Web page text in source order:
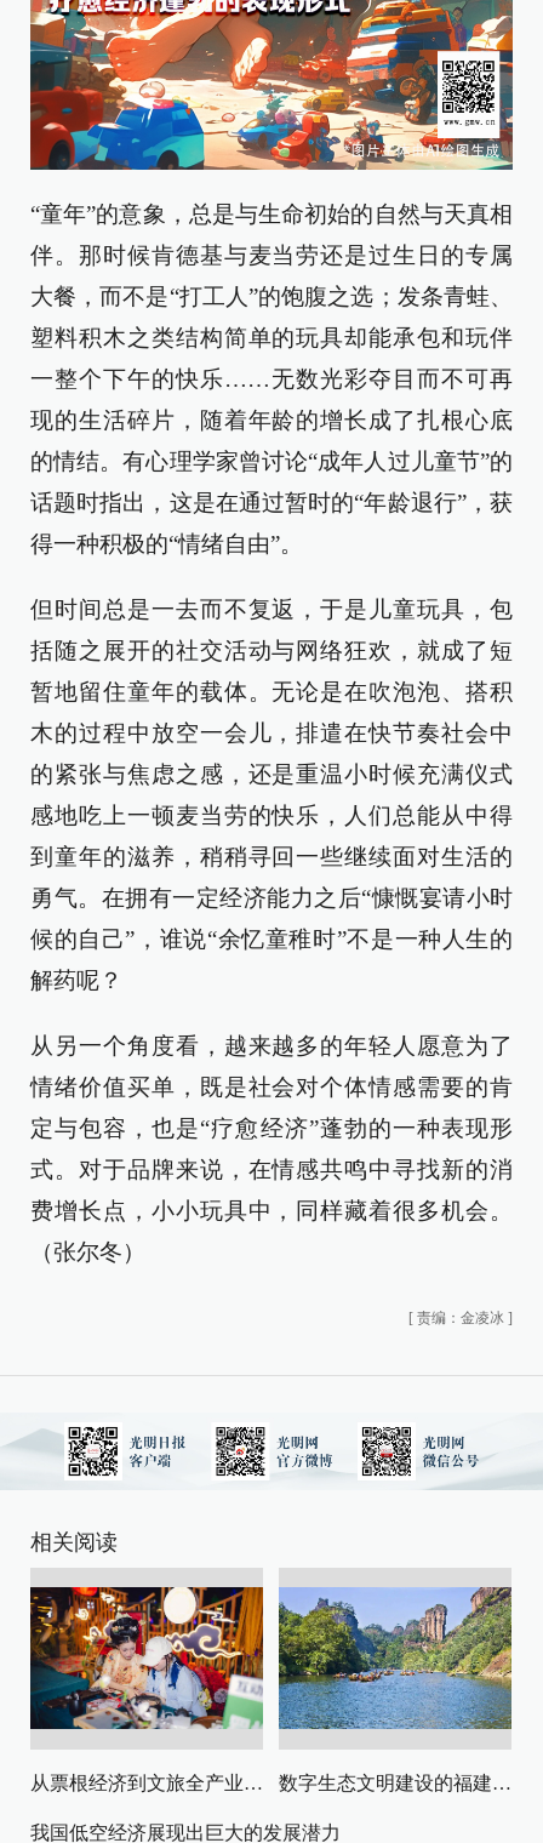
“童年”的意象，总是与生命初始的自然与天真相
伴。那时候肯德基与麦当劳还是过生日的专属
大餐，而不是“打工人”的饱腹之选；发条青蛙、
塑料积木之类结构简单的玩具却能承包和玩伴
一整个下午的快乐……无数光彩夺目而不可再
现的生活碎片，随着年龄的增长成了扎根心底
的情结。有心理学家曾讨论“成年人过儿童节”的
话题时指出，这是在通过暂时的“年龄退行”，获
得一种积极的“情绪自由”。
但时间总是一去而不复返，于是儿童玩具，包
括随之展开的社交活动与网络狂欢，就成了短
暂地留住童年的载体。无论是在吹泡泡、搭积
木的过程中放空一会儿，排遣在快节奏社会中
的紧张与焦虑之感，还是重温小时候充满仪式
感地吃上一顿麦当劳的快乐，人们总能从中得
到童年的滋养，稍稍寻回一些继续面对生活的
勇气。在拥有一定经济能力之后“慷慨宴请小时
候的自己”，谁说“余忆童稚时”不是一种人生的
解药呢？
从另一个角度看，越来越多的年轻人愿意为了
情绪价值买单，既是社会对个体情感需要的肯
定与包容，也是“疗愈经济”蓬勃的一种表现形
式。对于品牌来说，在情感共鸣中寻找新的消
费增长点，小小玩具中，同样藏着很多机会。
（张尔冬）
[ 责编：金凌冰 ]
相关阅读
从票根经济到文旅全产业链升级 数字生态文明建设的福建路径与启示
我国低空经济展现出巨大的发展潜力